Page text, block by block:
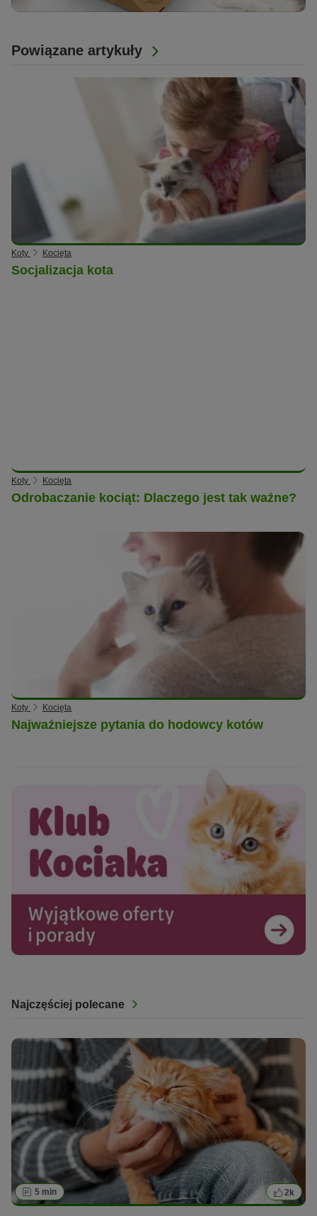
Powiązane artykuły
Koty Kocięta
Socjalizacja kota
Koty Kocięta
Odrobaczanie kociąt: Dlaczego jest tak ważne?
Koty Kocięta
Najważniejsze pytania do hodowcy kotów
Najczęściej polecane
5 min 2k